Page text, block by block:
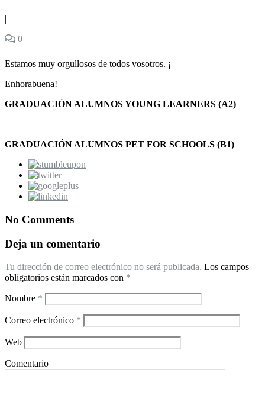
|
0
Estamos muy orgullosos de todos vosotros. ¡
Enhorabuena!
GRADUACIÓN ALUMNOS YOUNG LEARNERS (A2)
GRADUACIÓN ALUMNOS PET FOR SCHOOLS (B1)
No Comments
Deja un comentario
Tu dirección de correo electrónico no será publicada. Los campos
obligatorios están marcados con *
Nombre *
Correo electrónico *
Web
Comentario